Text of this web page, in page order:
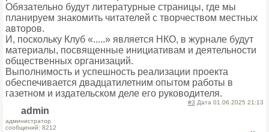
Обязательно будут литературные страницы, где мы
планируем знакомить читателей с творчеством местных
авторов.
И, поскольку Клуб «.....» является НКО, в журнале будут
материалы, посвященные инициативам и деятельности
общественных организаций.
Выполнимость и успешность реализации проекта
обеспечивается двадцатилетним опытом работы в
газетном и издательском деле его руководителя.
#3 Дата 01.06.2025 21:13
admin
администратор
сообщений: 8212